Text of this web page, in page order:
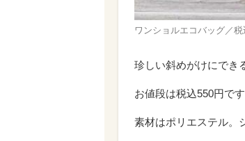
ワンショルエコバッグ／税
珍しい斜めがけにでき
お値段は税込550円です
素材はポリエステル。